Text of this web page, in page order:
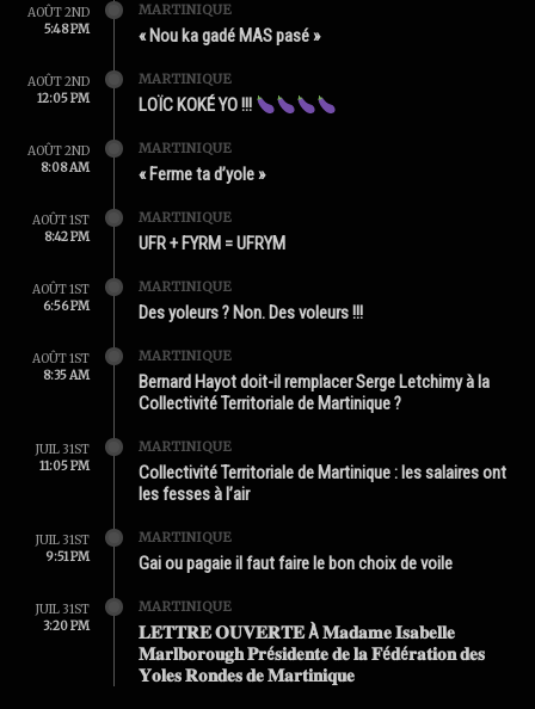
AOÛT 2ND
5:48 PM
MARTINIQUE
« Nou ka gadé MAS pasé »
AOÛT 2ND
12:05 PM
MARTINIQUE
LOÏC KOKÉ YO !!!
AOÛT 2ND
8:08 AM
MARTINIQUE
« Ferme ta d’yole »
AOÛT 1ST
8:42 PM
MARTINIQUE
UFR + FYRM = UFRYM
AOÛT 1ST
6:56 PM
MARTINIQUE
Des yoleurs ? Non. Des voleurs !!!
AOÛT 1ST
8:35 AM
MARTINIQUE
Bernard Hayot doit-il remplacer Serge Letchimy à la
Collectivité Territoriale de Martinique ?
JUIL 31ST
11:05 PM
MARTINIQUE
Collectivité Territoriale de Martinique : les salaires ont
les fesses à l’air
JUIL 31ST
9:51 PM
MARTINIQUE
Gai ou pagaie il faut faire le bon choix de voile
JUIL 31ST
3:20 PM
MARTINIQUE
𝐋𝐄𝐓𝐓𝐑𝐄 𝐎𝐔𝐕𝐄𝐑𝐓𝐄 À 𝐌𝐚𝐝𝐚𝐦𝐞 𝐈𝐬𝐚𝐛𝐞𝐥𝐥𝐞
𝐌𝐚𝐫𝐥𝐛𝐨𝐫𝐨𝐮𝐠𝐡 𝐏𝐫é𝐬𝐢𝐝𝐞𝐧𝐭𝐞 𝐝𝐞 𝐥𝐚 𝐅é𝐝é𝐫𝐚𝐭𝐢𝐨𝐧 𝐝𝐞𝐬
𝐘𝐨𝐥𝐞𝐬 𝐑𝐨𝐧𝐝𝐞𝐬 𝐝𝐞 𝐌𝐚𝐫𝐭𝐢𝐧𝐢𝐪𝐮𝐞